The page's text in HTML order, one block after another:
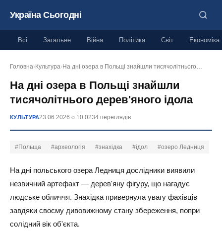
Україна Сьогодні
Всі Загальне Війна Політика Світ Економіка
Головна› Культура› На дні озера в Польщі знайшли тисячолітнього…
На дні озера в Польщі знайшли
тисячолітнього дерев'яного ідола
КУЛЬТУРА23.06.2026 о 10:0234 переглядів
#Польща #археологія #знахідка #ідол #озеро Ледниця
На дні польського озера Ледниця дослідники виявили
незвичний артефакт — дерев'яну фігуру, що нагадує
людське обличчя. Знахідка привернула увагу фахівців
завдяки своєму дивовижному стану збереження, попри
солідний вік об'єкта.